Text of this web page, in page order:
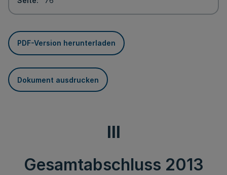
PDF-Version herunterladen
Dokument ausdrucken
III
Gesamtabschluss 2013